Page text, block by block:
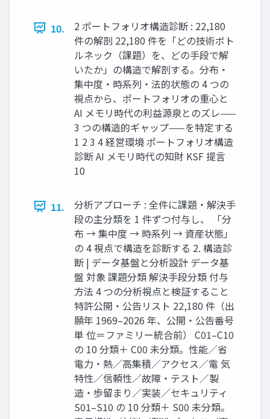
10.
2 ポートフォリオ構造診断 : 22,180
件の解剖 22,180 件を「どの技術ボト
ルネック（課題）を、どの手段で解
いたか」の構造で解剖する。分布・
集中度・時系列・法的状態の 4 つの
視点から、ポートフォリオの重心と
AI メモリ時代の利益源泉とのズレ——
3 つの構造的ギャップ——を特定する
1 2 3 4 経営環境 ポートフォリオ構造
診断 AI メモリ時代の知財 KSF 提言
10
11.
分析アプローチ : 全件に課題・解決手
段の主分類を 1 件ずつ付与し、 「分
布 → 集中度 → 時系列 → 資産状態」
の 4 視点で構造を診断する 2. 構造診
断 | データ基盤と分析設計 データ基
盤 対象 課題分類 解決手段分類 付与
方法 4 つの分析視点と検証すること
特許公開・公告リスト 22,180 件（出
願年 1969–2026 年、公開・公告番号
単 位＝ファミリー統合前） C01–C10
の 10 分類＋ C00 未分類。性能／省
電力・熱／高集積／アクセス／電 気
特性／信頼性／故障・テスト／製
造・歩留まり／実装／セキュリティ
S01–S10 の 10 分類＋ S00 未分類。